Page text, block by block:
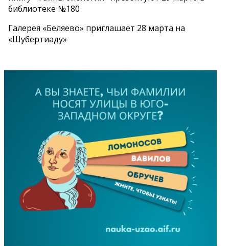
библиотеке №180
Галерея «Беляево» приглашает 28 марта на
«Шубертиаду»